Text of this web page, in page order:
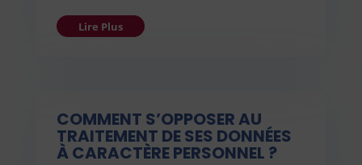
Lire Plus
COMMENT S’OPPOSER AU
TRAITEMENT DE SES DONNÉES
À CARACTÈRE PERSONNEL ?